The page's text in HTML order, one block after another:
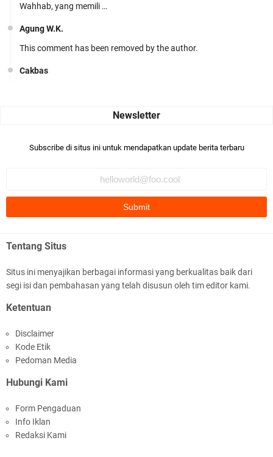
Wahhab, yang memili …
Agung W.K.
This comment has been removed by the author.
Cakbas
Bismillaah semoga pembuat artikel Alloh berikan pemahaman yg
Ada sejumlah pertanyaan kepada Anda dan jawablah dengan
mengikuti ust. K …
Anonymous
Anonymous
It has proved a key customer retention tool for sports activities
guide operator …
Subscribe di situs ini untuk mendapatkan update berita terbaru
Tentang Situs
Situs ini menyajikan berbagai informasi yang berkualitas baik dari
segi isi dan pembahasan yang telah disusun oleh tim editor kami.
Ketentuan
Disclaimer
Kode Etik
Pedoman Media
Hubungi Kami
Form Pengaduan
Info Iklan
Redaksi Kami